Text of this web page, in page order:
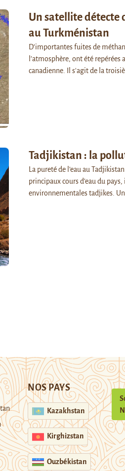
Un satellite détecte
au Turkménistan
D’importantes fuites de
l’atmosphère, ont été
canadienne. Il s'agit de la
Tadjikistan : la
La pureté de l’eau au
principaux cours d’eau du
environnementales tadjikes.
NOS PAYS
Kazakhstan
Kirghizstan
Ouzbékistan